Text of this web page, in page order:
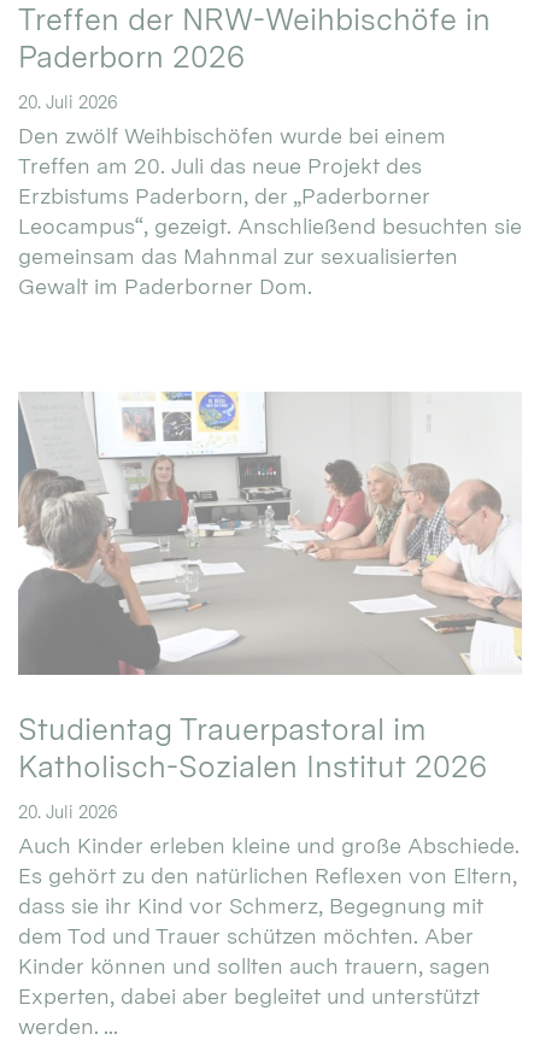
Treffen der NRW-Weihbischöfe in
Paderborn 2026
20. Juli 2026
Den zwölf Weihbischöfen wurde bei einem
Treffen am 20. Juli das neue Projekt des
Erzbistums Paderborn, der „Paderborner
Leocampus“, gezeigt. Anschließend besuchten sie
gemeinsam das Mahnmal zur sexualisierten
Gewalt im Paderborner Dom.
Studientag Trauerpastoral im
Katholisch-Sozialen Institut 2026
20. Juli 2026
Auch Kinder erleben kleine und große Abschiede.
Es gehört zu den natürlichen Reflexen von Eltern,
dass sie ihr Kind vor Schmerz, Begegnung mit
dem Tod und Trauer schützen möchten. Aber
Kinder können und sollten auch trauern, sagen
Experten, dabei aber begleitet und unterstützt
werden. ...